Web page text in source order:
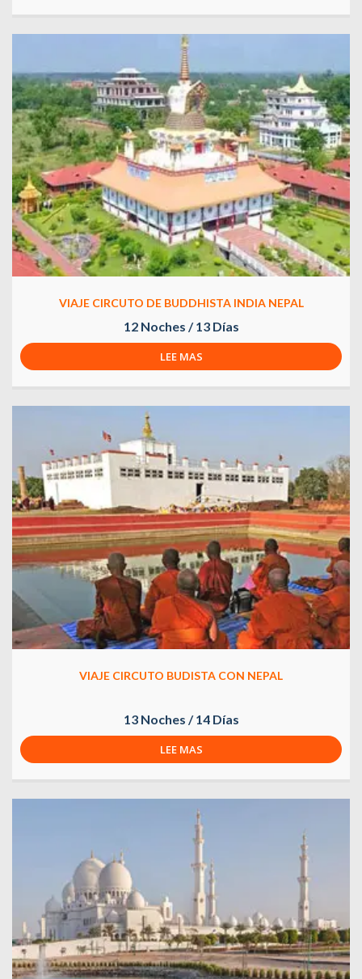
VIAJE CIRCUTO DE BUDDHISTA INDIA NEPAL
12 Noches / 13 Días
LEE MAS
VIAJE CIRCUTO BUDISTA CON NEPAL
13 Noches / 14 Días
LEE MAS